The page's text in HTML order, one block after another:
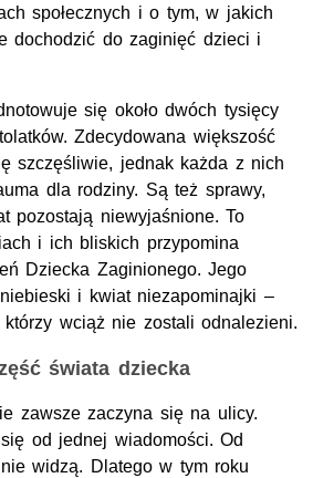
społecznych i o tym, w jakich
dochodzić do zaginięć dzieci i
się około dwóch tysięcy
Zdecydowana większość
szczęśliwie, jednak każda z nich
dla rodziny. Są też sprawy,
pozostają niewyjaśnione. To
i ich bliskich przypomina
Dziecka Zaginionego. Jego
i kwiat niezapominajki –
wciąż nie zostali odnalezieni.
świata dziecka
zawsze zaczyna się na ulicy.
od jednej wiadomości. Od
widzą. Dlatego w tym roku